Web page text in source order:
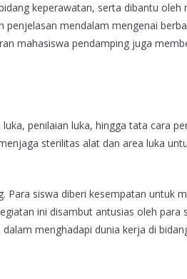
keperawatan, serta dibantu oleh
mendalam mengenai
mahasiswa pendamping juga
penilaian luka, hingga tata cara
sterilitas alat dan area luka
Para siswa diberi kesempatan untuk
ini disambut antusias oleh para
menghadapi dunia kerja di